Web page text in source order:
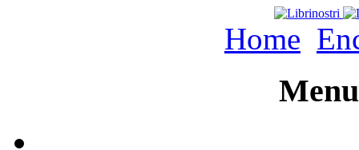
Home